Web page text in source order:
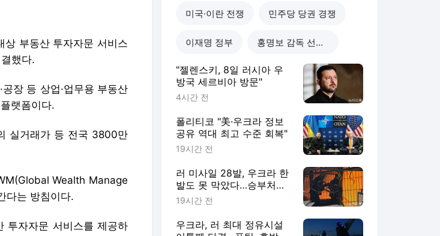
부동산 투자자문 서비스
했다.
장 등 상업·업무용 부동산
랫폼이다.
실거래가 등 전국 3800만
Wealth Manage
다는 방침이다.
투자자문 서비스를 제공하
미국·이란 전쟁 민주당 당권 경쟁
이재명 정부 홍명보 감독 선임 논란
"젤렌스키, 8일 러시아 우
방국 세르비아 방문"
4시간 전
폴리티코 "美·우크라 정보
공유 역대 최고 수준 회복"
19시간 전
러 미사일 28발, 우크라 한
발도 못 막았다…승부처는
하늘로
19시간 전
우크라, 러 최대 정유시설